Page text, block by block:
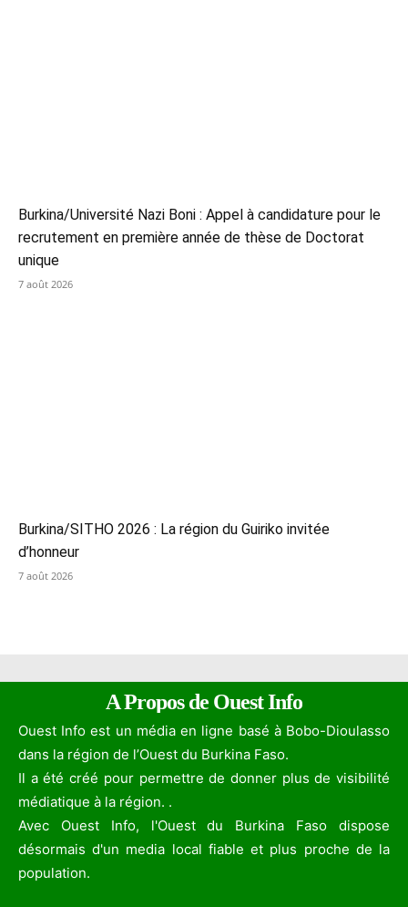
Burkina/Université Nazi Boni : Appel à candidature pour le
recrutement en première année de thèse de Doctorat
unique
7 août 2026
Burkina/SITHO 2026 : La région du Guiriko invitée
d’honneur
7 août 2026
A Propos de Ouest Info
Ouest Info est un média en ligne basé à Bobo-Dioulasso
dans la région de l’Ouest du Burkina Faso.
Il a été créé pour permettre de donner plus de visibilité
médiatique à la région. .
Avec Ouest Info, l'Ouest du Burkina Faso dispose
désormais d'un media local fiable et plus proche de la
population.